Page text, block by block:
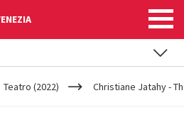
Teatro (2022) Christiane Jatahy -